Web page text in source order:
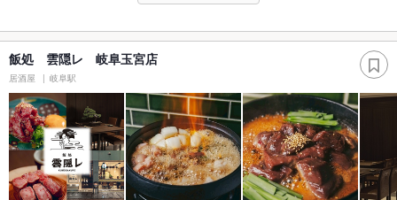
飯処 雲隠レ 岐阜玉宮店
居酒屋 岐阜駅